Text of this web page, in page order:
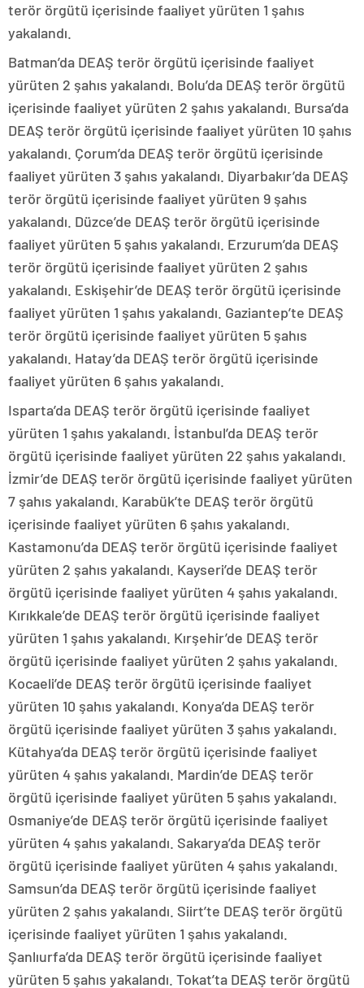
terör örgütü içerisinde faaliyet yürüten 1 şahıs
yakalandı.
Batman’da DEAŞ terör örgütü içerisinde faaliyet
yürüten 2 şahıs yakalandı. Bolu’da DEAŞ terör örgütü
içerisinde faaliyet yürüten 2 şahıs yakalandı. Bursa’da
DEAŞ terör örgütü içerisinde faaliyet yürüten 10 şahıs
yakalandı. Çorum’da DEAŞ terör örgütü içerisinde
faaliyet yürüten 3 şahıs yakalandı. Diyarbakır’da DEAŞ
terör örgütü içerisinde faaliyet yürüten 9 şahıs
yakalandı. Düzce’de DEAŞ terör örgütü içerisinde
faaliyet yürüten 5 şahıs yakalandı. Erzurum’da DEAŞ
terör örgütü içerisinde faaliyet yürüten 2 şahıs
yakalandı. Eskişehir’de DEAŞ terör örgütü içerisinde
faaliyet yürüten 1 şahıs yakalandı. Gaziantep’te DEAŞ
terör örgütü içerisinde faaliyet yürüten 5 şahıs
yakalandı. Hatay’da DEAŞ terör örgütü içerisinde
faaliyet yürüten 6 şahıs yakalandı.
Isparta’da DEAŞ terör örgütü içerisinde faaliyet
yürüten 1 şahıs yakalandı. İstanbul’da DEAŞ terör
örgütü içerisinde faaliyet yürüten 22 şahıs yakalandı.
İzmir’de DEAŞ terör örgütü içerisinde faaliyet yürüten
7 şahıs yakalandı. Karabük’te DEAŞ terör örgütü
içerisinde faaliyet yürüten 6 şahıs yakalandı.
Kastamonu’da DEAŞ terör örgütü içerisinde faaliyet
yürüten 2 şahıs yakalandı. Kayseri’de DEAŞ terör
örgütü içerisinde faaliyet yürüten 4 şahıs yakalandı.
Kırıkkale’de DEAŞ terör örgütü içerisinde faaliyet
yürüten 1 şahıs yakalandı. Kırşehir’de DEAŞ terör
örgütü içerisinde faaliyet yürüten 2 şahıs yakalandı.
Kocaeli’de DEAŞ terör örgütü içerisinde faaliyet
yürüten 10 şahıs yakalandı. Konya’da DEAŞ terör
örgütü içerisinde faaliyet yürüten 3 şahıs yakalandı.
Kütahya’da DEAŞ terör örgütü içerisinde faaliyet
yürüten 4 şahıs yakalandı. Mardin’de DEAŞ terör
örgütü içerisinde faaliyet yürüten 5 şahıs yakalandı.
Osmaniye’de DEAŞ terör örgütü içerisinde faaliyet
yürüten 4 şahıs yakalandı. Sakarya’da DEAŞ terör
örgütü içerisinde faaliyet yürüten 4 şahıs yakalandı.
Samsun’da DEAŞ terör örgütü içerisinde faaliyet
yürüten 2 şahıs yakalandı. Siirt’te DEAŞ terör örgütü
içerisinde faaliyet yürüten 1 şahıs yakalandı.
Şanlıurfa’da DEAŞ terör örgütü içerisinde faaliyet
yürüten 5 şahıs yakalandı. Tokat’ta DEAŞ terör örgütü